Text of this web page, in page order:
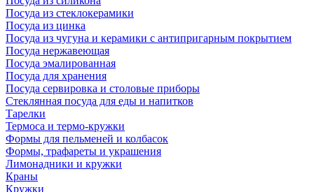
Посуда из стеклокерамики
Посуда из цинка
Посуда из чугуна и керамики с антипригарным покрытием
Посуда нержавеющая
Посуда эмалированная
Посуда для хранения
Посуда сервировка и столовые приборы
Стеклянная посуда для еды и напитков
Тарелки
Термоса и термо-кружки
Формы для пельменей и колбасок
Формы, трафареты и украшения
Лимонадники и кружки
Краны
Кружки